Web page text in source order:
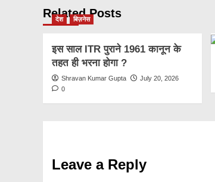
Related Posts
देश बिज़नेस
इस साल ITR पुराने 1961 कानून के
तहत ही भरना होगा ?
Shravan Kumar Gupta
July 20, 2026
0
Leave a Reply